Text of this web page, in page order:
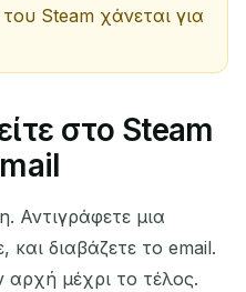
Steam χάνεται για
στο Steam
Αντιγράφετε μια
και διαβάζετε το email.
μέχρι το τέλος.